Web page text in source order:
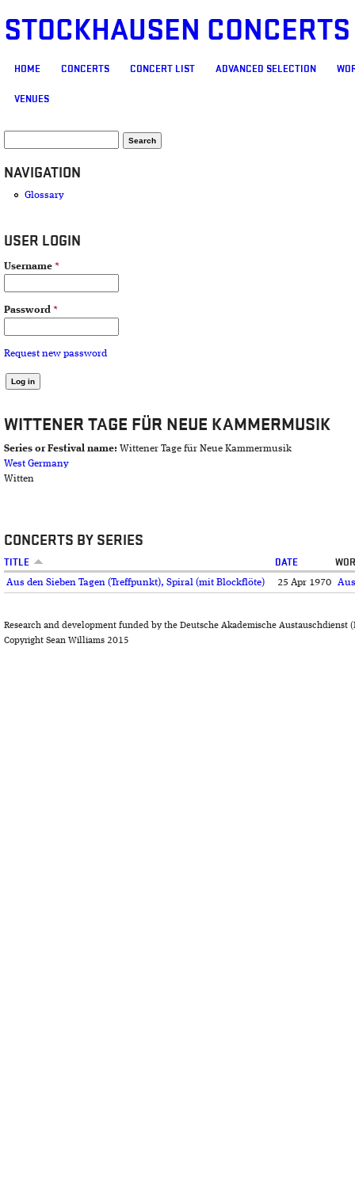
STOCKHAUSEN
MAIN MENU
HOME CONCERTS CONCERT LIST ADVANCED SELECTION
VENUES
SEARCH FORM
NAVIGATION
Glossary
USER LOGIN
Username *
Password *
Request new password
WITTENER TAGE FÜR NEUE KAMMERMUSIK
Series or Festival name: Wittener Tage für Neue Kammermusik
West Germany
Witten
CONCERTS BY SERIES
TITLE DATE
Aus den Sieben Tagen (Treffpunkt), Spiral (mit Blockflöte) 25 Apr 1970
Research and development funded by the Deutsche Akademische Austauschdienst
Copyright Sean Williams 2015